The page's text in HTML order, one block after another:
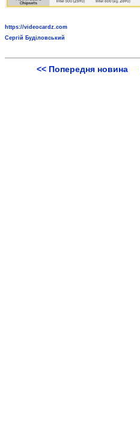
https://videocardz.com
Сергій Буділовський
<< Попередня новина